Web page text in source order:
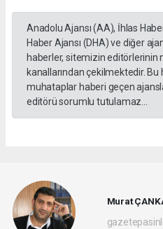
Anadolu Ajansı (AA), İhlas
Haber Ajansı (DHA) ve diğer
haberler, sitemizin editörlerinin
kanallarından çekilmektedir.
muhataplar haberi geçen
editörü sorumlu tutulamaz...
Murat